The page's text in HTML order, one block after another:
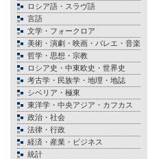
ロシア語・スラヴ語
言語
文学・フォークロア
美術・演劇・映画・バレエ・音楽
哲学・思想・宗教
ロシア史・中東欧史・世界史
考古学・民族学・地理・地誌
シベリア・極東
東洋学・中央アジア・カフカス
政治・社会
法律・行政
経済・産業・ビジネス
統計